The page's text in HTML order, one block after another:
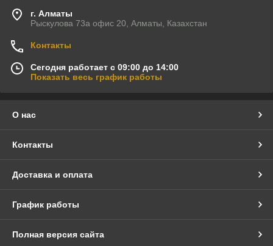
г. Алматы
Рыскулова 73а офис 20, Алматы, Казахстан
Контакты
Сегодня работает с 09:00 до 14:00
Показать весь график работы
О нас
Контакты
Доставка и оплата
График работы
Полная версия сайта